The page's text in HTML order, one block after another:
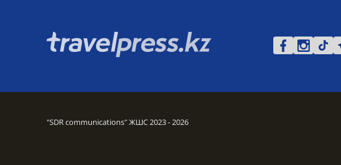
"SDR communications" ЖШС 2023 - 2026